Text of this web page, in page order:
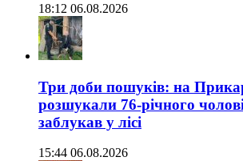
18:12 06.08.2026
Три доби пошуків: на
розшукали 76-річного
заблукав у лісі
15:44 06.08.2026